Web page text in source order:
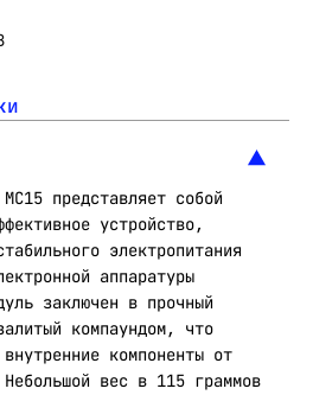
представляет собой
устройство,
электропитания
аппаратуры
заключен в прочный
компаундом, что
компоненты от
вес в 115 граммов